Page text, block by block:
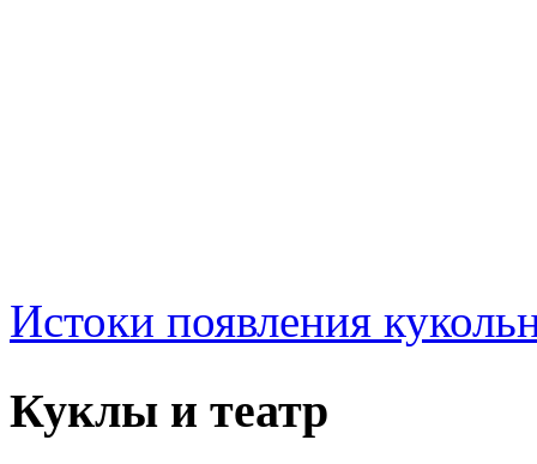
Истоки появления
Куклы и театр